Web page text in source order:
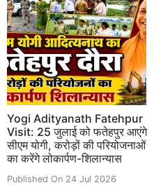
Yogi Adityanath Fatehpur
Visit: 25 जुलाई को फतेहपुर आएंगे
सीएम योगी, करोड़ों की परियोजनाओं
का करेंगे लोकार्पण-शिलान्यास
Published On 24 Jul 2026